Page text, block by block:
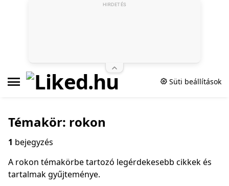
Süti beállítások
Témakör: rokon
1 bejegyzés
A rokon témakörbe tartozó legérdekesebb cikkek és
tartalmak gyűjteménye.
HIRDETÉS